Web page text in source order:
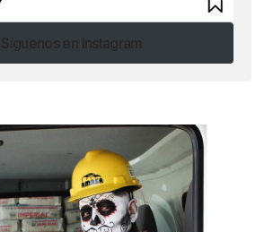
Síguenos en Instagram